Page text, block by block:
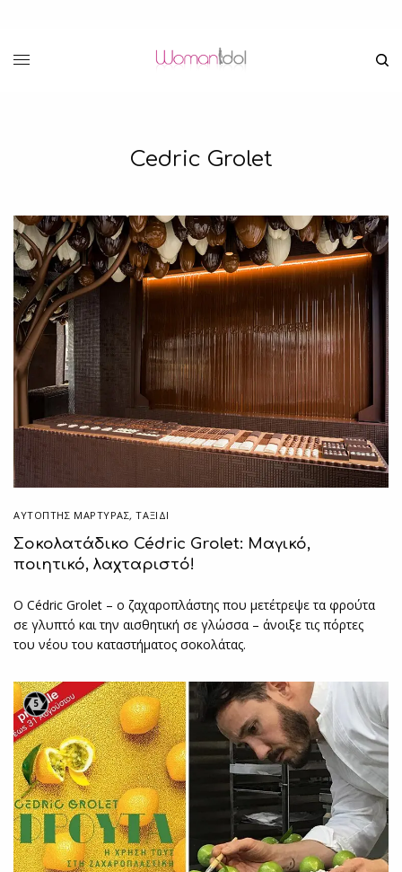
Cedric Grolet
ΑΥΤΌΠΤΗΣ ΜΆΡΤΥΡΑΣ,ΤΑΞΙΔΙ
Σοκολατάδικο Cédric Grolet: Μαγικό,
ποιητικό, λαχταριστό!
Ο Cédric Grolet – ο ζαχαροπλάστης που μετέτρεψε τα φρούτα
σε γλυπτό και την αισθητική σε γλώσσα – άνοιξε τις πόρτες
του νέου του καταστήματος σοκολάτας.
5